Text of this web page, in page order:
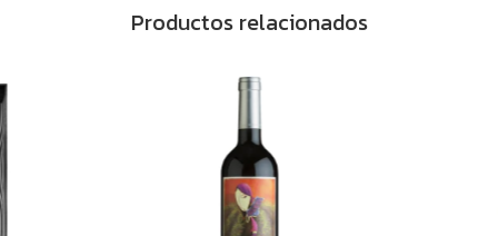
Productos relacionados